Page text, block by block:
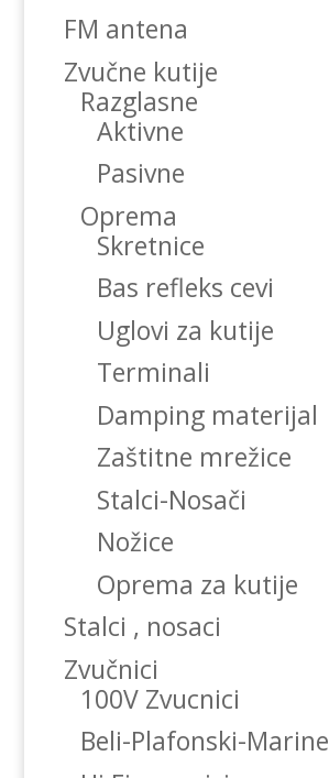
FM antena
Zvučne kutije
Razglasne
Aktivne
Pasivne
Oprema
Skretnice
Bas refleks cevi
Uglovi za kutije
Terminali
Damping materijal
Zaštitne mrežice
Stalci-Nosači
Nožice
Oprema za kutije
Stalci , nosaci
Zvučnici
100V Zvucnici
Beli-Plafonski-Marine